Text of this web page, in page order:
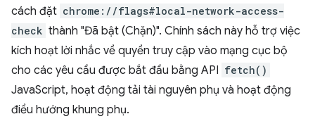
cách đặt chrome://flags#local-network-access-
check thành "Đã bật (Chặn)". Chính sách này hỗ trợ việc
kích hoạt lời nhắc về quyền truy cập vào mạng cục bộ
cho các yêu cầu được bắt đầu bằng API fetch()
JavaScript, hoạt động tải tài nguyên phụ và hoạt động
điều hướng khung phụ.